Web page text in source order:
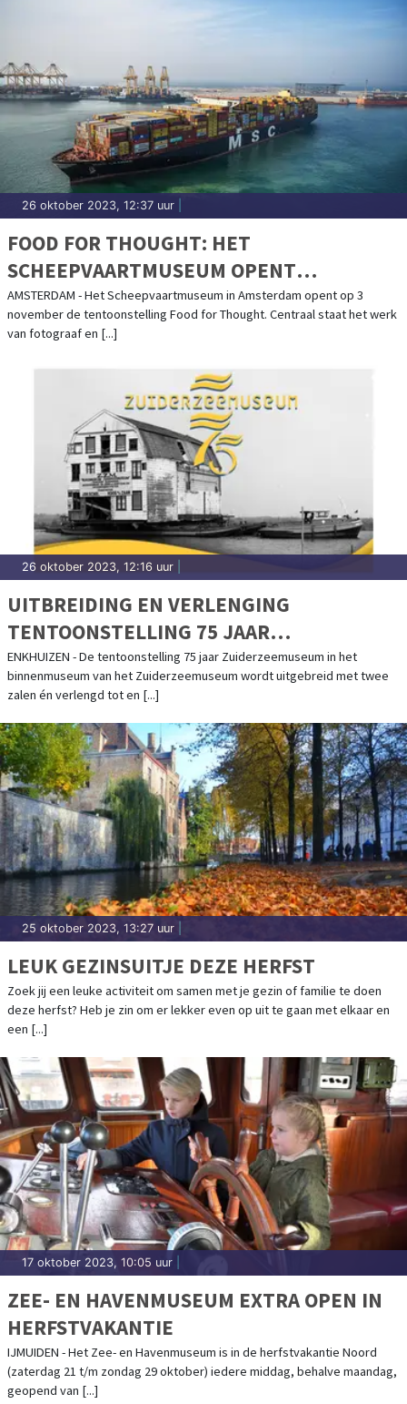
26 oktober 2023, 12:37 uur
FOOD FOR THOUGHT: HET
SCHEEPVAARTMUSEUM OPENT
TENTOONSTELLING OVER DE VERBORGEN
WERELD ACHTER ONS VOEDSEL
AMSTERDAM - Het Scheepvaartmuseum in Amsterdam opent op 3
november de tentoonstelling Food for Thought. Centraal staat het werk
van fotograaf en [...]
26 oktober 2023, 12:16 uur
UITBREIDING EN VERLENGING
TENTOONSTELLING 75 JAAR
ZUIDERZEEMUSEUM
ENKHUIZEN - De tentoonstelling 75 jaar Zuiderzeemuseum in het
binnenmuseum van het Zuiderzeemuseum wordt uitgebreid met twee
zalen én verlengd tot en [...]
25 oktober 2023, 13:27 uur
LEUK GEZINSUITJE DEZE HERFST
Zoek jij een leuke activiteit om samen met je gezin of familie te doen
deze herfst? Heb je zin om er lekker even op uit te gaan met elkaar en
een [...]
17 oktober 2023, 10:05 uur
ZEE- EN HAVENMUSEUM EXTRA OPEN IN
HERFSTVAKANTIE
IJMUIDEN - Het Zee- en Havenmuseum is in de herfstvakantie Noord
(zaterdag 21 t/m zondag 29 oktober) iedere middag, behalve maandag,
geopend van [...]